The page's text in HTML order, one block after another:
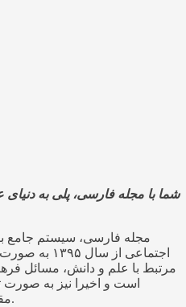
شما با مجله فارسی، پلی به
مجله فارسی، سیستم جامع
اجتماعی از
مرتبط با علم و دانش، مسائل
است و اخیرا نیز به
مقالات این حوزه‌ها فعالیت می کند.